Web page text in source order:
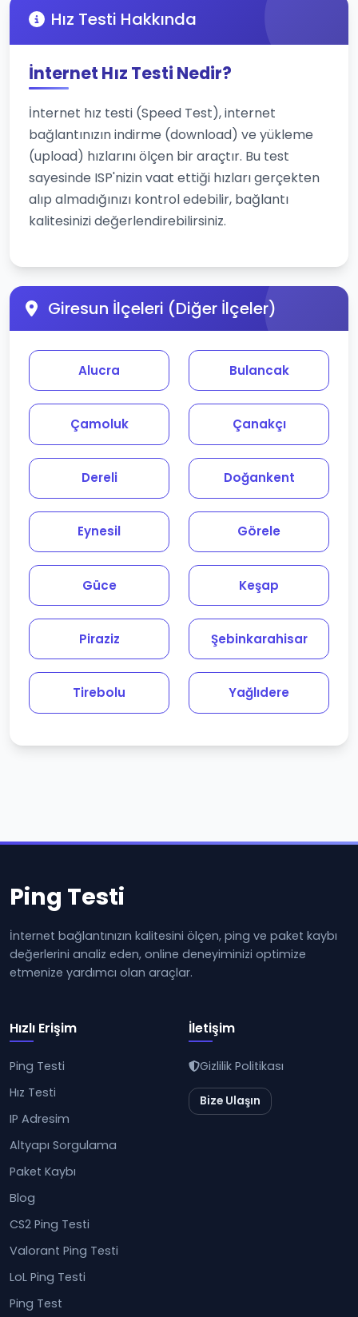
Hız Testi Hakkında
İnternet Hız Testi Nedir?
İnternet hız testi (Speed Test), internet
bağlantınızın indirme (download) ve yükleme
(upload) hızlarını ölçen bir araçtır. Bu test
sayesinde ISP'nizin vaat ettiği hızları gerçekten
alıp almadığınızı kontrol edebilir, bağlantı
kalitesinizi değerlendirebilirsiniz.
Giresun İlçeleri (Diğer İlçeler)
Alucra Bulancak
Çamoluk Çanakçı
Dereli Doğankent
Eynesil Görele
Güce Keşap
Piraziz Şebinkarahisar
Tirebolu Yağlıdere
Ping Testi
İnternet bağlantınızın kalitesini ölçen, ping ve paket kaybı
değerlerini analiz eden, online deneyiminizi optimize
etmenize yardımcı olan araçlar.
Hızlı Erişim
Ping Testi
Hız Testi
IP Adresim
Altyapı Sorgulama
Paket Kaybı
Blog
CS2 Ping Testi
Valorant Ping Testi
LoL Ping Testi
Ping Test
İletişim
Gizlilik Politikası
Bize Ulaşın